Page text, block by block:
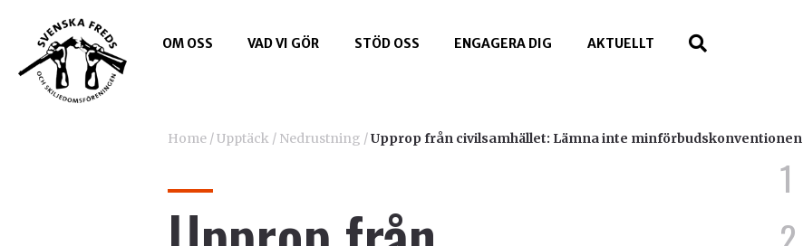
OM OSS VAD VI GÖR STÖD OSS ENGAGERA DIG AKTUELLT
Home/Upptäck/ Nedrustning /Upprop från civilsamhället: Lämna inte minförbudskonventionen